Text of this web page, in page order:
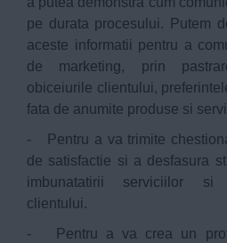
pe durata procesului. Putem
aceste informatii pentru a
de marketing, prin
obiceiurile clientului,
fata de anumite produse si
- Pentru a va trimite
de satisfactie si a desfasura
imbunatatirii serviciilor si
clientului.
- Pentru a va crea un